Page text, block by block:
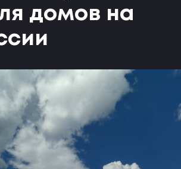
домов на